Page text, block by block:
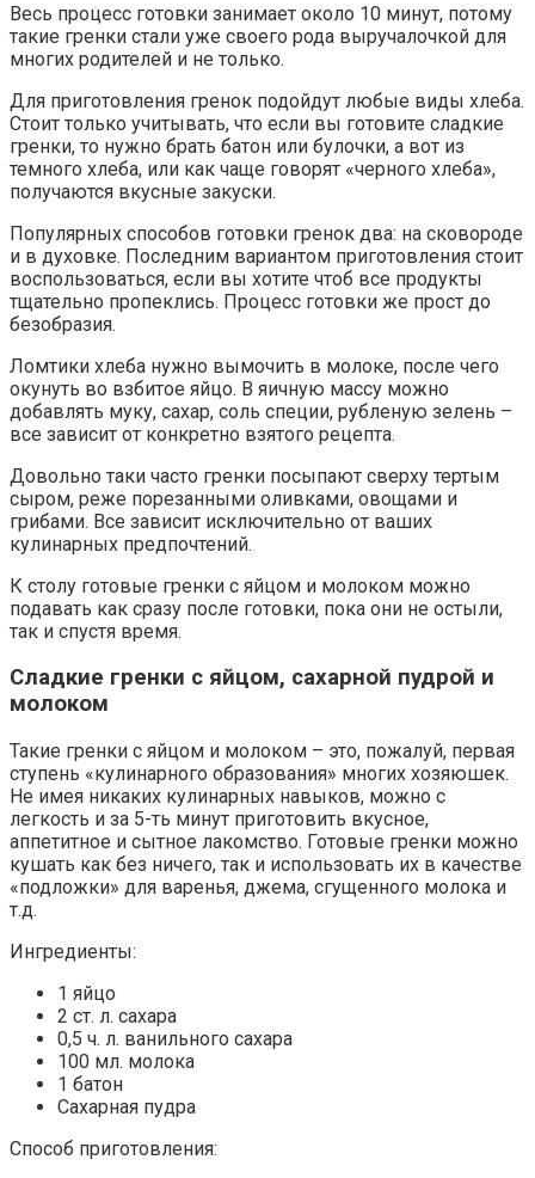
Весь процесс готовки занимает около 10 минут, потому
такие гренки стали уже своего рода выручалочкой для
многих родителей и не только.
Для приготовления гренок подойдут любые виды хлеба.
Стоит только учитывать, что если вы готовите сладкие
гренки, то нужно брать батон или булочки, а вот из
темного хлеба, или как чаще говорят «черного хлеба»,
получаются вкусные закуски.
Популярных способов готовки гренок два: на сковороде
и в духовке. Последним вариантом приготовления стоит
воспользоваться, если вы хотите чтоб все продукты
тщательно пропеклись. Процесс готовки же прост до
безобразия.
Ломтики хлеба нужно вымочить в молоке, после чего
окунуть во взбитое яйцо. В яичную массу можно
добавлять муку, сахар, соль специи, рубленую зелень –
все зависит от конкретно взятого рецепта.
Довольно таки часто гренки посыпают сверху тертым
сыром, реже порезанными оливками, овощами и
грибами. Все зависит исключительно от ваших
кулинарных предпочтений.
К столу готовые гренки с яйцом и молоком можно
подавать как сразу после готовки, пока они не остыли,
так и спустя время.
Сладкие гренки с яйцом, сахарной пудрой и
молоком
Такие гренки с яйцом и молоком – это, пожалуй, первая
ступень «кулинарного образования» многих хозяюшек.
Не имея никаких кулинарных навыков, можно с
легкость и за 5-ть минут приготовить вкусное,
аппетитное и сытное лакомство. Готовые гренки можно
кушать как без ничего, так и использовать их в качестве
«подложки» для варенья, джема, сгущенного молока и
т.д.
Ингредиенты:
1 яйцо
2 ст. л. сахара
0,5 ч. л. ванильного сахара
100 мл. молока
1 батон
Сахарная пудра
Способ приготовления: